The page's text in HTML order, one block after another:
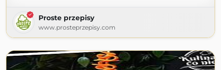
Proste przepisy
www.prosteprzepisy.com